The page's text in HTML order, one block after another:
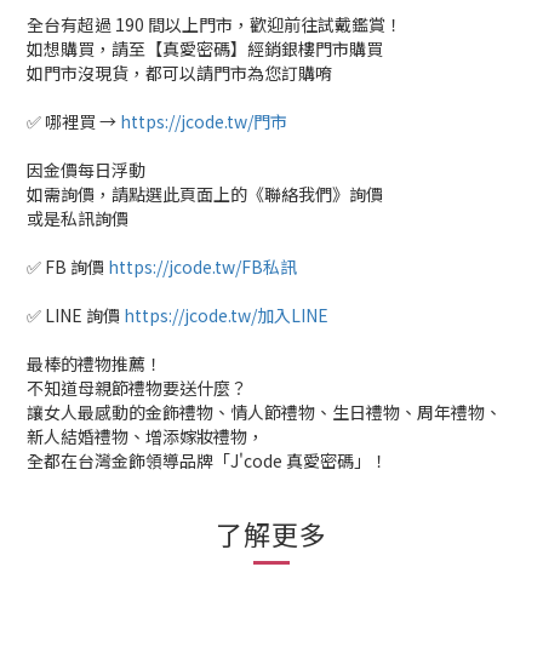
全台有超過 190 間以上門市，歡迎前往試戴鑑賞！
如想購買，請至【真愛密碼】經銷銀樓門市購買
如門市沒現貨，都可以請門市為您訂購唷
✅ 哪裡買 → https://jcode.tw/門市
因金價每日浮動
如需詢價，請點選此頁面上的《聯絡我們》詢價
或是私訊詢價
✅ FB 詢價 https://jcode.tw/FB私訊
✅ LINE 詢價 https://jcode.tw/加入LINE
最棒的禮物推薦！
不知道母親節禮物要送什麼？
讓女人最感動的金飾禮物、情人節禮物、生日禮物、周年禮物、
新人結婚禮物、增添嫁妝禮物，
全都在台灣金飾領導品牌「J'code 真愛密碼」！
了解更多